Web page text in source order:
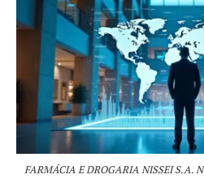
FARMÁCIA E DROGARIA NISSEI S.A.